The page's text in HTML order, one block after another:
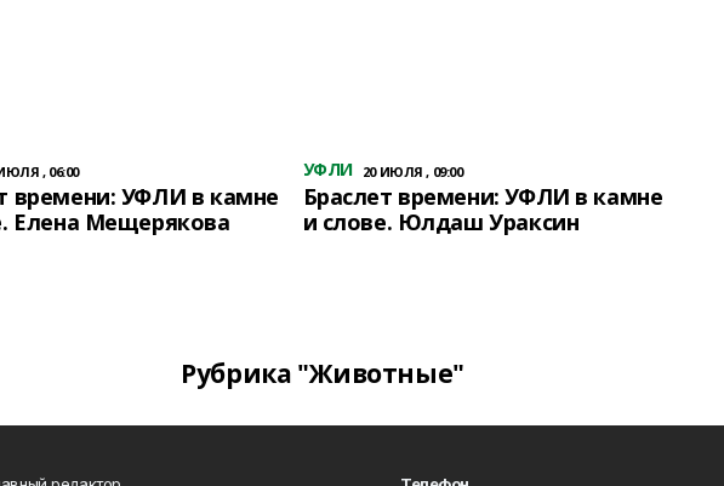
, 06:00
времени: УФЛИ в камне
Елена Мещерякова
УФЛИ 20 ИЮЛЯ , 09:00
Браслет времени: УФЛИ в камне
и слове. Юлдаш Ураксин
Рубрика "Животные"